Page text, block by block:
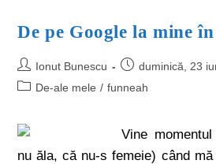
De pe Google la mine
Ionut Bunescu
duminică, 23
De-ale mele / funneah
Vine
nu ăla, că nu-s femeie) când